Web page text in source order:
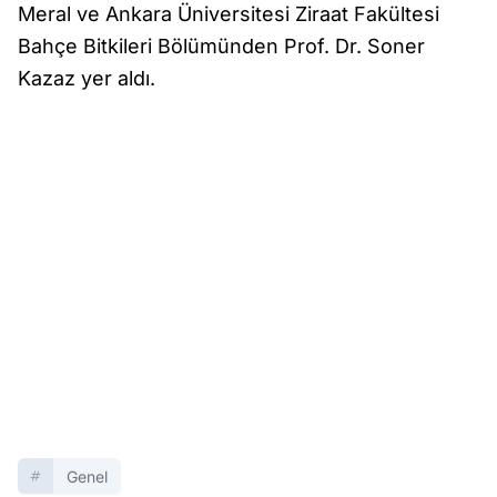
Meral ve Ankara Üniversitesi Ziraat Fakültesi
Bahçe Bitkileri Bölümünden Prof. Dr. Soner
Kazaz yer aldı.
Genel